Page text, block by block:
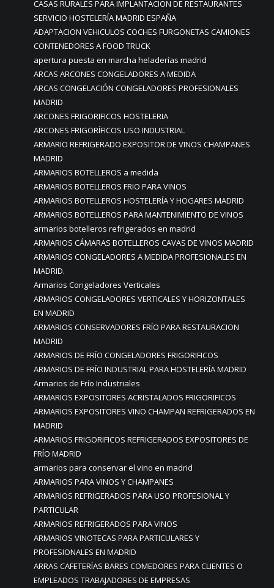
CASAS RURALES PARA IMPLANTACION DE RESTAURANTES
SERVICIO HOSTELERÍA MADRID ESPAÑA
ADAPTACION VEHICULOS COCHES FURGONETAS CAMIONES
CONTENEDORES A FOOD TRUCK
apertura puesta en marcha heladerías madrid
ARCAS ARCONES CONGELADORES A MEDIDA
ARCAS CONGELACIÓN CONGELADORES PROFESIONALES
MADRID
ARCONES FRIGORIFICOS HOSTELERIA
ARCONES FRIGORÍFICOS USO INDUSTRIAL
ARMARIO REFRIGERADO EXPOSITOR DE VINOS CHAMPANES
MADRID
ARMARIOS BOTELLEROS a medida
ARMARIOS BOTELLEROS FRIO PARA VINOS
ARMARIOS BOTELLEROS HOSTELERÍA Y HOGARES MADRID
ARMARIOS BOTELLEROS PARA MANTENIMIENTO DE VINOS
armarios botelleros refrigerados en madrid
ARMARIOS CÁMARAS BOTELLEROS CAVAS DE VINOS MADRID
ARMARIOS CONGELADORES A MEDIDA PROFESIONALES EN
MADRID.
Armarios Congeladores Verticales
ARMARIOS CONGELADORES VERTICALES Y HORIZONTALES
EN MADRID
ARMARIOS CONSERVADORES FRÍO PARA RESTAURACION
MADRID
ARMARIOS DE FRÍO CONGELADORES FRIGORIFICOS
ARMARIOS DE FRÍO INDUSTRIAL PARA HOSTELERÍA MADRID
Armarios de Frío Industriales
ARMARIOS EXPOSITORES ACRISTALADOS FRIGORIFICOS
ARMARIOS EXPOSITORES VINO CHAMPAN REFRIGERADOS EN
MADRID
ARMARIOS FRIGORIFICOS REFRIGERADOS EXPOSITORES DE
FRÍO MADRID
armarios para conservar el vino en madrid
ARMARIOS PARA VINOS Y CHAMPANES
ARMARIOS REFRIGERADOS PARA USO PROFESIONAL Y
PARTICULAR
ARMARIOS REFRIGERADOS PARA VINOS
ARMARIOS VINOTECAS PARA PARTICULARES Y
PROFESIONALES EN MADRID
ARRAS CAFETERÍAS BARES COMEDORES PARA CLIENTES O
EMPLEADOS TRABAJADORES DE EMPRESAS